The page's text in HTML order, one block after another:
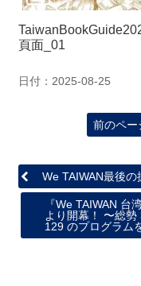
頁面_01
日付：2025-08-25
前のペー
We TAIWAN最後
『We TAIWAN 台
より開幕！ 〜総
129 のプログラム